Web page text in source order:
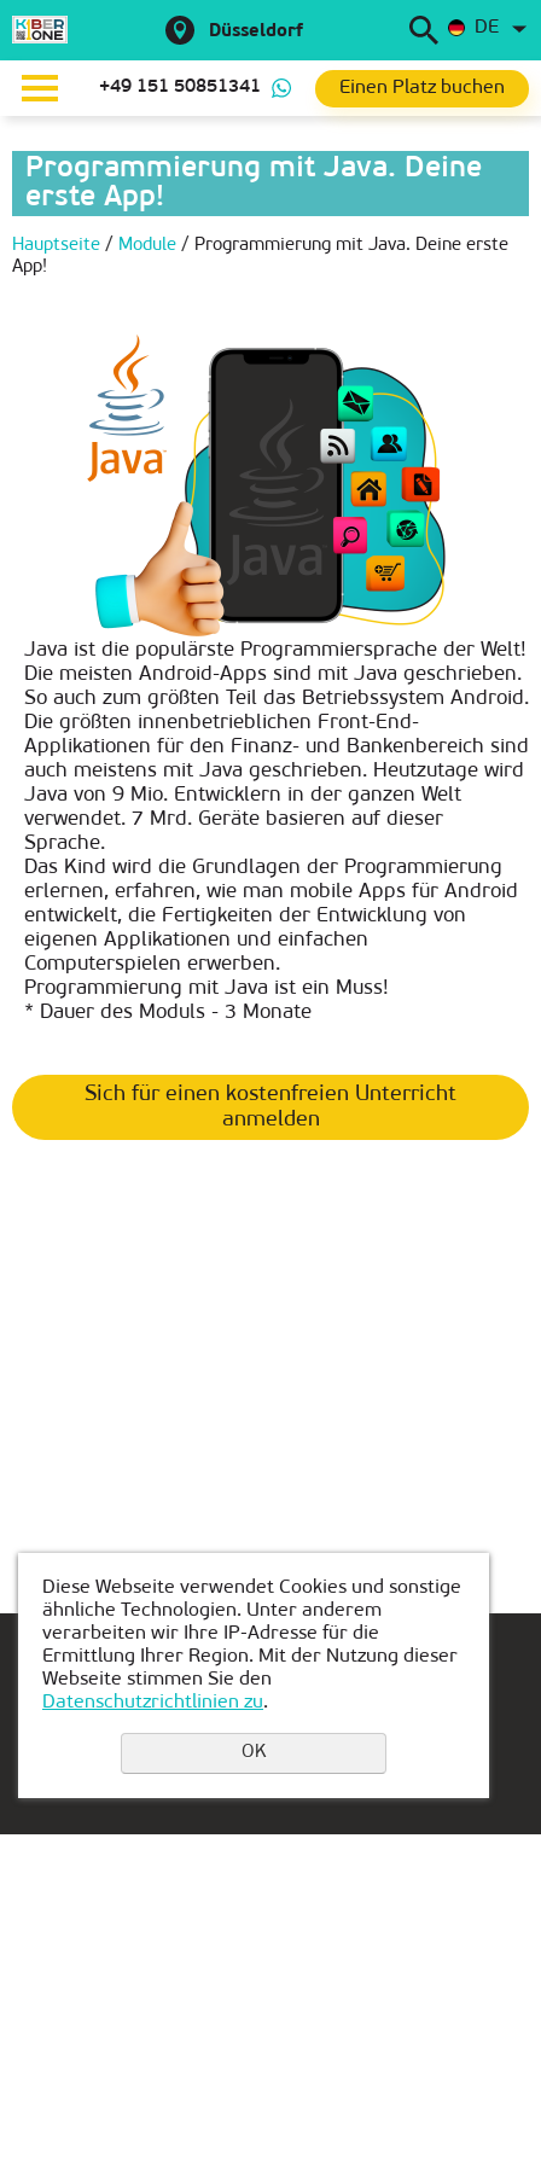
Düsseldorf DE
+49 151 50851341 Einen Platz buchen
Programmierung mit Java. Deine
erste App!
Hauptseite / Module / Programmierung mit Java. Deine erste
App!
Java ist die populärste Programmiersprache der Welt!
Die meisten Android-Apps sind mit Java geschrieben.
So auch zum größten Teil das Betriebssystem Android.
Die größten innenbetrieblichen Front-End-
Applikationen für den Finanz- und Bankenbereich sind
auch meistens mit Java geschrieben. Heutzutage wird
Java von 9 Mio. Entwicklern in der ganzen Welt
verwendet. 7 Mrd. Geräte basieren auf dieser
Sprache.
Das Kind wird die Grundlagen der Programmierung
erlernen, erfahren, wie man mobile Apps für Android
entwickelt, die Fertigkeiten der Entwicklung von
eigenen Applikationen und einfachen
Computerspielen erwerben.
Programmierung mit Java ist ein Muss!
* Dauer des Moduls - 3 Monate
Sich für einen kostenfreien Unterricht
anmelden
Einen Platz buchen
Diese Webseite verwendet Cookies und sonstige
ähnliche Technologien. Unter anderem
verarbeiten wir Ihre IP-Adresse für die
Ermittlung Ihrer Region. Mit der Nutzung dieser
Webseite stimmen Sie den
Datenschutzrichtlinien zu.
OK